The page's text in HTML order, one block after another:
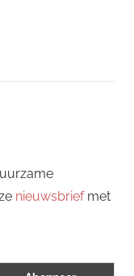
nieuwsbriefmet